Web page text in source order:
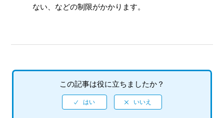
【PS5/Virtua Fighter 5 R.E.V.O. World Stage】プレイ動画や
【PS5/Virtua Fighter 5 R.E.V.O. World Stage】シェア機能に
対応していますか（制限されている機能はありますか）
ない、などの制限がかかります。
この記事は役に立ちましたか？